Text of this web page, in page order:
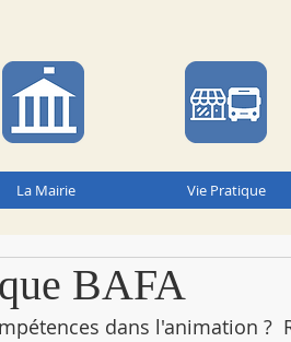
La Mairie Vie Pratique
BAFA
dans l'animation ?